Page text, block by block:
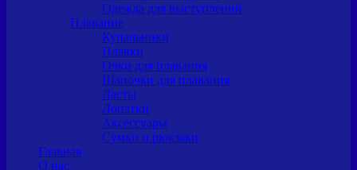
Одежда для выступлений
Плавание
Купальники
Плавки
Очки для плавания
Шапочки для плавания
Ласты
Лопатки
Аксессуары
Сумки и рюкзаки
Главная
О нас